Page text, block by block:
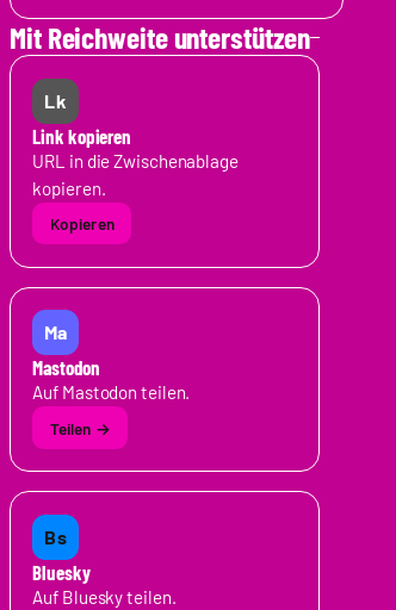
Mit Reichweite unterstützen
Lk
Link kopieren
URL in die Zwischenablage
kopieren.
Ma
Mastodon
Auf Mastodon teilen.
Bs
Bluesky
Auf Bluesky teilen.